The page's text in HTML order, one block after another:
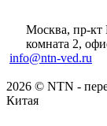
Москва, пр-кт
комната 2,
info@ntn-ved.ru
2026 © NTN -
Китая